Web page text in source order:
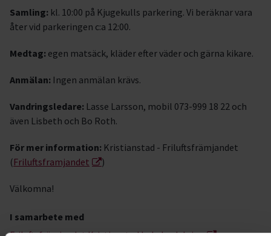
Samling: kl. 10:00 på Kjugekulls parkering. Vi beräknar vara
åter vid parkeringen c:a 12:00.
Medtag: egen matsäck, kläder efter väder och gärna kikare.
Anmälan: Ingen anmälan krävs.
Vandringsledare: Lasse Larsson, mobil 073-999 18 22 och
även Lisbeth och Bo Roth.
För mer information: Kristianstad - Friluftsfrämjandet
(Friluftsframjandet )
Välkomna!
I samarbete med